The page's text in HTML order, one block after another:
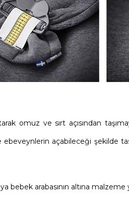
omuz ve sırt açısından
ebeveynlerin açabileceği şekilde
bebek arabasının altına malzeme